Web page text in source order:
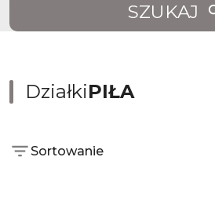
SZUKAJ
DziałkiPIŁA
Sortowanie